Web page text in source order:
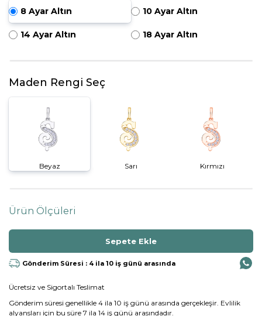
8 Ayar Altın 10 Ayar Altın
14 Ayar Altın 18 Ayar Altın
Maden Rengi Seç
Beyaz Sarı Kırmızı
Ürün Ölçüleri
Gönderim Süresi : 4 ila 10 iş günü arasında
Ücretsiz ve Sigortalı Teslimat
Gönderim süresi genellikle 4 ila 10 iş günü arasında gerçekleşir. Evlilik
alyansları için bu süre 7 ila 14 iş günü arasındadır.